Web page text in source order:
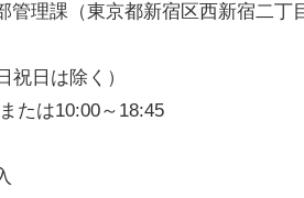
管理課（東京都新宿区西新宿二丁
祝日は除く）
たは10:00～18:45